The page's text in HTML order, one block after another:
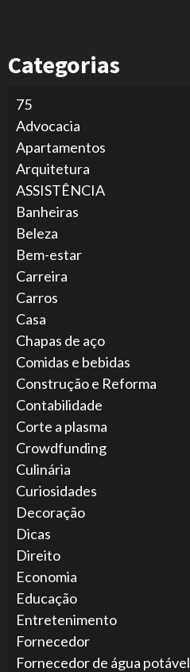
Categorias
75
Advocacia
Apartamentos
Arquitetura
ASSISTÊNCIA
Banheiras
Beleza
Bem-estar
Carreira
Carros
Casa
Chapas de aço
Comidas e bebidas
Construção e Reforma
Contabilidade
Corte a plasma
Crowdfunding
Culinária
Curiosidades
Decoração
Dicas
Direito
Economia
Educação
Entretenimento
Fornecedor
Fornecedor de água potável